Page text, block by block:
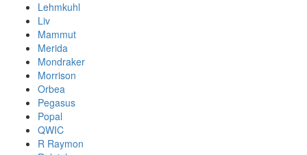
Lehmkuhl
Liv
Mammut
Merida
Mondraker
Morrison
Orbea
Pegasus
Popal
QWIC
R Raymon